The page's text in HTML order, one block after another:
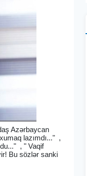
Azərbaycan
lazımdı..." ,
, " Vaqif
Bu sözlər sanki